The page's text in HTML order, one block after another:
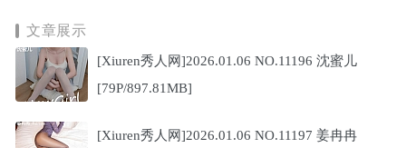
文章展示
[Xiuren秀人网]2026.01.06 NO.11196 沈蜜儿
[79P/897.81MB]
[Xiuren秀人网]2026.01.06 NO.11197 姜冉冉